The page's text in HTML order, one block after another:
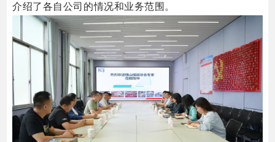
介绍了各自公司的情况和业务范围。